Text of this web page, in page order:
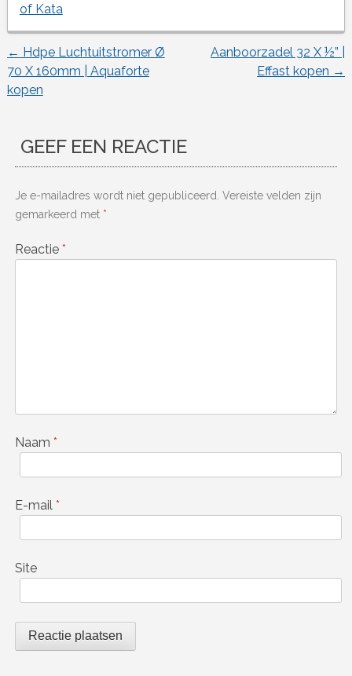
of Kata
Berichtnavigatie
← Hdpe Luchtuitstromer Ø
70 X 160mm | Aquaforte
kopen
Aanboorzadel 32 X ½” |
Effast kopen →
GEEF EEN REACTIE
Je e-mailadres wordt niet gepubliceerd. Vereiste velden zijn
gemarkeerd met *
Reactie *
Naam *
E-mail *
Site